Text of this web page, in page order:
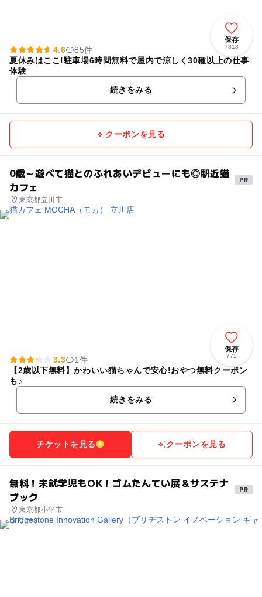
保存
7813
4.6
85件
夏休みはここ!駐車場6時間無料で屋内で涼しく30種以上の仕事
体験
続きをみる
クーポンを見る
0歳～遊べて猫とのふれあいデビューにも◎駅近猫
カフェ
東京都立川市
保存
772
3.3
1件
【2歳以下無料】かわいい猫ちゃんで安心!おやつ無料クーポン
も♪
続きをみる
チケットを見る クーポンを見る
無料！未就学児もOK！ゴムたんてい展＆サステナ
ブック
東京都小平市